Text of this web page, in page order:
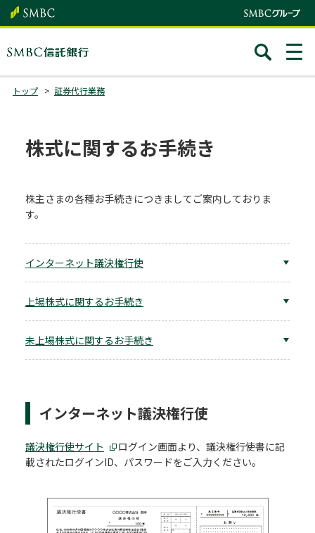
トップ 証券代行業務
株式に関するお手続き
株主さまの各種お手続きにつきましてご案内しておりま
す。
インターネット議決権行使
上場株式に関するお手続き
未上場株式に関するお手続き
インターネット議決権行使
議決権行使サイト
ログイン画面より、議決権行使書に記
載されたログインID、パスワードをご入力ください。